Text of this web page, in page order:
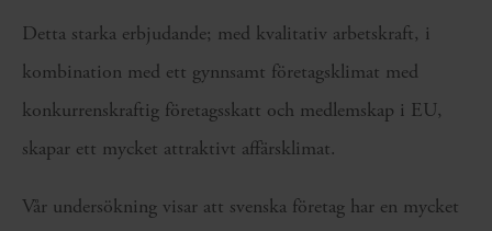
Detta starka erbjudande; med kvalitativ arbetskraft, i
kombination med ett gynnsamt företagsklimat med
konkurrenskraftig företagsskatt och medlemskap i EU,
skapar ett mycket attraktivt affärsklimat.
Vår undersökning visar att svenska företag har en mycket